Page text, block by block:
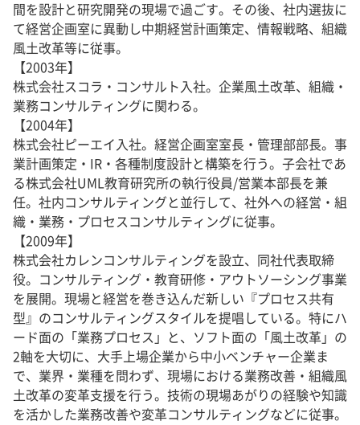
間を設計と研究開発の現場で過ごす。その後、社内選抜に
て経営企画室に異動し中期経営計画策定、情報戦略、組織
風土改革等に従事。
【2003年】
株式会社スコラ・コンサルト入社。企業風土改革、組織・
業務コンサルティングに関わる。
【2004年】
株式会社ピーエイ入社。経営企画室室長・管理部部長。事
業計画策定・IR・各種制度設計と構築を行う。子会社であ
る株式会社UML教育研究所の執行役員/営業本部長を兼
任。社内コンサルティングと並行して、社外への経営・組
織・業務・プロセスコンサルティングに従事。
【2009年】
株式会社カレンコンサルティングを設立、同社代表取締
役。コンサルティング・教育研修・アウトソーシング事業
を展開。現場と経営を巻き込んだ新しい『プロセス共有
型』のコンサルティングスタイルを提唱している。特にハ
ード面の「業務プロセス」と、ソフト面の「風土改革」の
2軸を大切に、大手上場企業から中小ベンチャー企業ま
で、業界・業種を問わず、現場における業務改善・組織風
土改革の変革支援を行う。技術の現場あがりの経験や知識
を活かした業務改善や変革コンサルティングなどに従事。